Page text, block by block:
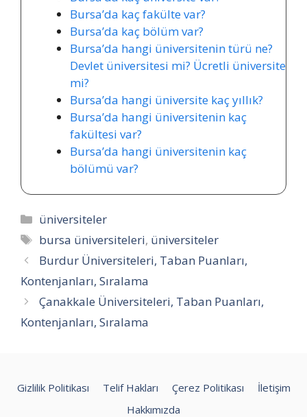
Bursa’da kaç fakülte var?
Bursa’da kaç bölüm var?
Bursa’da hangi üniversitenin türü ne?
Devlet üniversitesi mi? Ücretli üniversite
mi?
Bursa’da hangi üniversite kaç yıllık?
Bursa’da hangi üniversitenin kaç
fakültesi var?
Bursa’da hangi üniversitenin kaç
bölümü var?
Kategoriler
üniversiteler
Etiketler
bursa üniversiteleri, üniversiteler
Burdur Üniversiteleri, Taban Puanları,
Kontenjanları, Sıralama
Çanakkale Üniversiteleri, Taban Puanları,
Kontenjanları, Sıralama
Gizlilik Politikası Telif Hakları Çerez Politikası
İletişim
Hakkımızda